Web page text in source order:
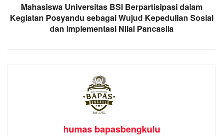
Mahasiswa Universitas BSI Berpartisipasi dalam
Kegiatan Posyandu sebagai Wujud Kepedulian Sosial
dan Implementasi Nilai Pancasila
humas bapasbengkulu